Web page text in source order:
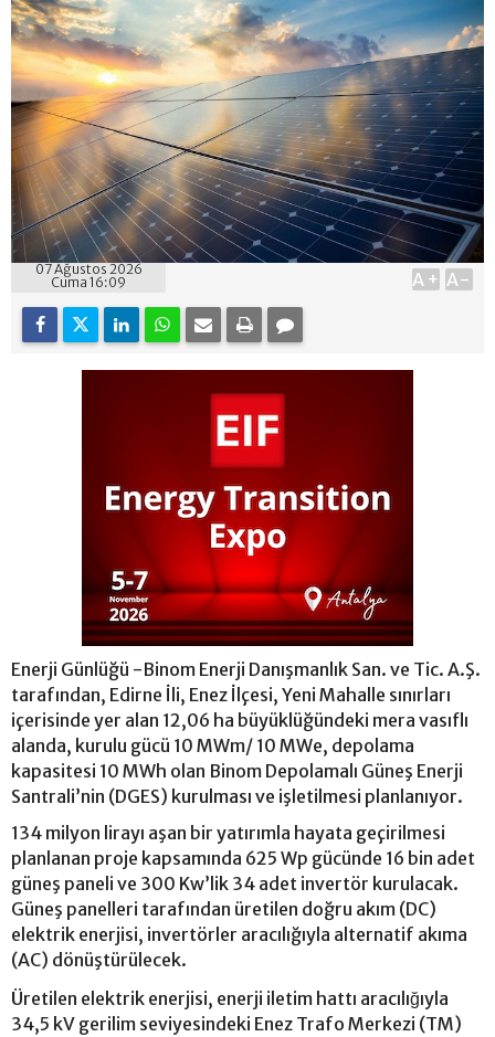
07 Ağustos 2026
Cuma 16:09
A+ A-
Enerji Günlüğü -Binom Enerji Danışmanlık San. ve Tic. A.Ş.
tarafından, Edirne İli, Enez İlçesi, Yeni Mahalle sınırları
içerisinde yer alan 12,06 ha büyüklüğündeki mera vasıflı
alanda, kurulu gücü 10 MWm/ 10 MWe, depolama
kapasitesi 10 MWh olan Binom Depolamalı Güneş Enerji
Santrali’nin (DGES) kurulması ve işletilmesi planlanıyor.
134 milyon lirayı aşan bir yatırımla hayata geçirilmesi
planlanan proje kapsamında 625 Wp gücünde 16 bin adet
güneş paneli ve 300 Kw’lik 34 adet invertör kurulacak.
Güneş panelleri tarafından üretilen doğru akım (DC)
elektrik enerjisi, invertörler aracılığıyla alternatif akıma
(AC) dönüştürülecek.
Üretilen elektrik enerjisi, enerji iletim hattı aracılığıyla
34,5 kV gerilim seviyesindeki Enez Trafo Merkezi (TM)